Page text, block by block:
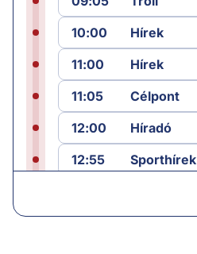
10:00
Hírek
11:00
Hírek
11:05
Célpont
12:00
Híradó
12:55
Sporthírek